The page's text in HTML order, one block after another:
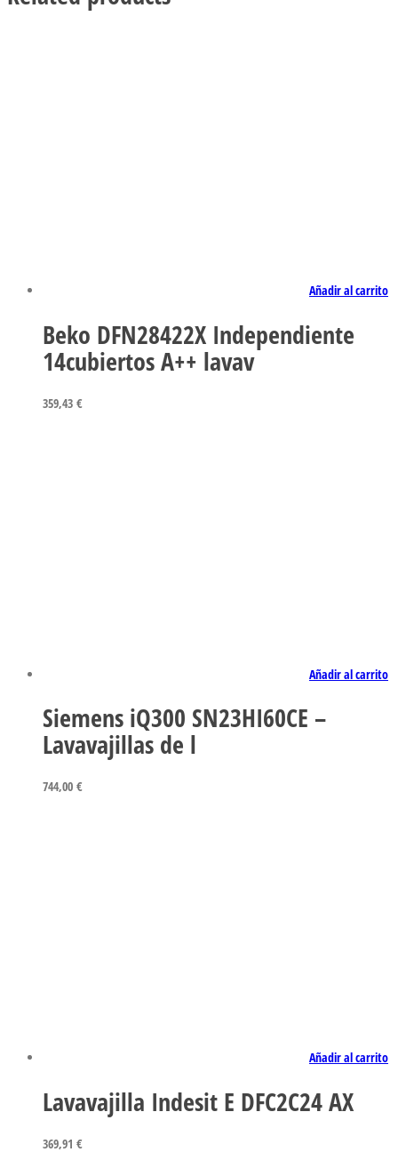
Añadir al carrito
Beko DFN28422X Independiente
14cubiertos A++ lavav
359,43 €
Añadir al carrito
Siemens iQ300 SN23HI60CE –
Lavavajillas de l
744,00 €
Añadir al carrito
Lavavajilla Indesit E DFC2C24 AX
369,91 €